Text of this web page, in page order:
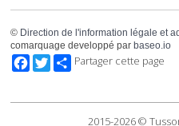
© Direction de l'information légale et
comarquage developpé par baseo.io
Facebook
TwitterPartager cette page
2015-2026 ©